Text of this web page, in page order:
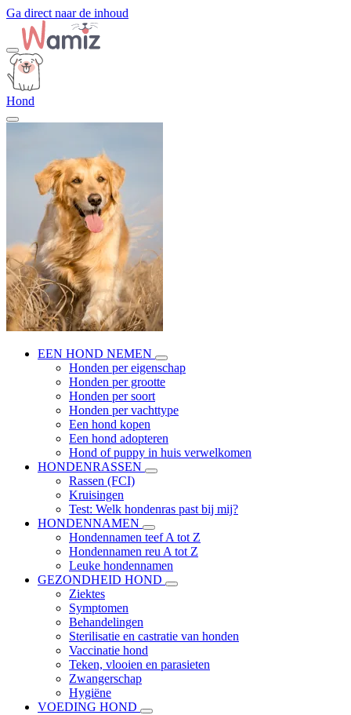
Ga direct naar de inhoud
Hond
EEN HOND NEMEN
Honden per eigenschap
Honden per grootte
Honden per soort
Honden per vachttype
Een hond kopen
Een hond adopteren
Hond of puppy in huis verwelkomen
HONDENRASSEN
Rassen (FCI)
Kruisingen
Test: Welk hondenras past bij mij?
HONDENNAMEN
Hondennamen teef A tot Z
Hondennamen reu A tot Z
Leuke hondennamen
GEZONDHEID HOND
Ziektes
Symptomen
Behandelingen
Sterilisatie en castratie van honden
Vaccinatie hond
Teken, vlooien en parasieten
Zwangerschap
Hygiëne
VOEDING HOND